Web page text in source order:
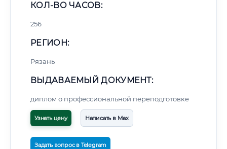
КОЛ-ВО ЧАСОВ:
256
РЕГИОН:
Рязань
ВЫДАВАЕМЫЙ ДОКУМЕНТ:
диплом о профессиональной переподготовке
Узнать цену Написать в Max
Задать вопрос в Telegram